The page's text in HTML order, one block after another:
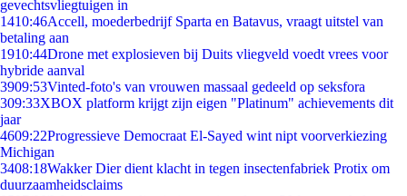
gevechtsvliegtuigen in
1410:46Accell, moederbedrijf Sparta en Batavus, vraagt uitstel van
betaling aan
1910:44Drone met explosieven bij Duits vliegveld voedt vrees voor
hybride aanval
3909:53Vinted-foto's van vrouwen massaal gedeeld op seksfora
309:33XBOX platform krijgt zijn eigen "Platinum" achievements dit
jaar
4609:22Progressieve Democraat El-Sayed wint nipt voorverkiezing
Michigan
3408:18Wakker Dier dient klacht in tegen insectenfabriek Protix om
duurzaamheidsclaims